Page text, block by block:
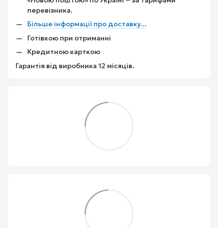
перевізника.
Більше інформації про доставку...
Готівкою при отриманні
Кредитною карткою
Гарантія від виробника 12 місяців.